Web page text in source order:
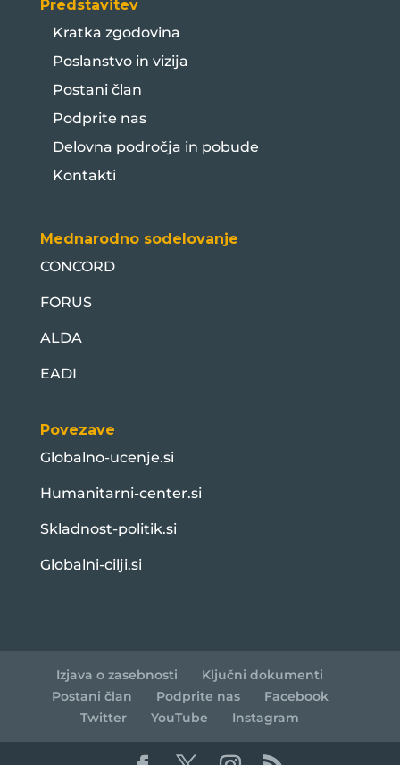
Predstavitev
Kratka zgodovina
Poslanstvo in vizija
Postani član
Podprite nas
Delovna področja in pobude
Kontakti
Mednarodno sodelovanje
CONCORD
FORUS
ALDA
EADI
Povezave
Globalno-ucenje.si
Humanitarni-center.si
Skladnost-politik.si
Globalni-cilji.si
Izjava o zasebnosti
Ključni dokumenti
Postani član
Podprite nas
Facebook
Twitter
YouTube Instagram